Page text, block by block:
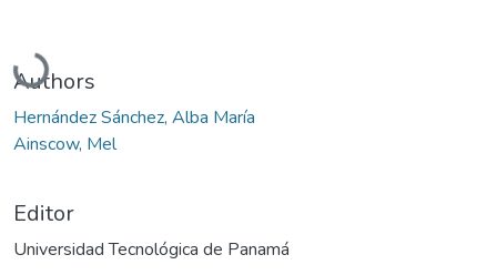
Cargando...
Authors
Hernández Sánchez, Alba María
Ainscow, Mel
Editor
Universidad Tecnológica de Panamá